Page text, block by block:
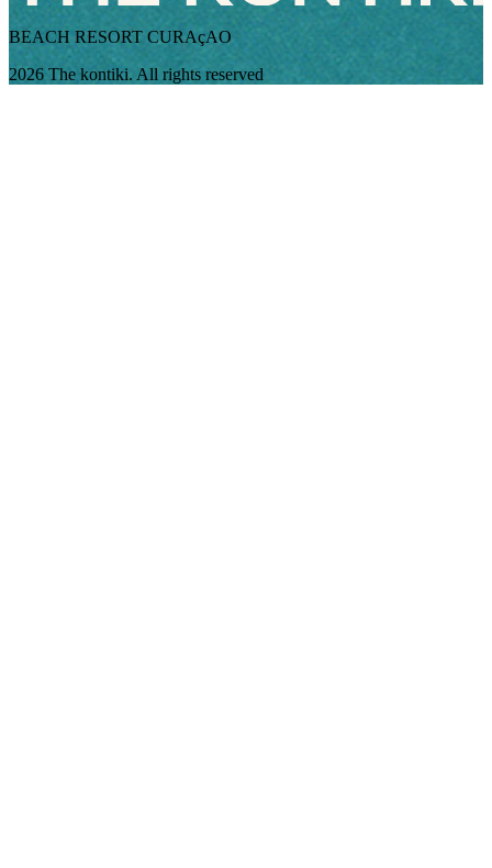
BEACH RESORT CURAçAO
2026 The kontiki. All rights reserved